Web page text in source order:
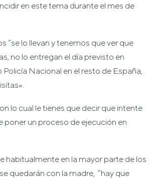
en este tema durante el mes de
“se lo llevan y tenemos que ver que
no lo entregan el día previsto en
Nacional en el resto de España,
lo cual le tienes que decir que intente
poner un proceso de ejecución en
habitualmente en la mayor parte de los
quedarán con la madre, “hay que